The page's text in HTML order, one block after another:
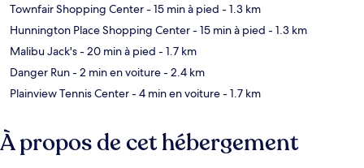
Townfair Shopping Center- 15 min à pied - 1.3 km
Hunnington Place Shopping Center- 15 min à pied - 1.3 km
Malibu Jack's- 20 min à pied - 1.7 km
Danger Run- 2 min en voiture- 2.4 km
Plainview Tennis Center- 4 min en voiture- 1.7 km
À propos de cet hébergement